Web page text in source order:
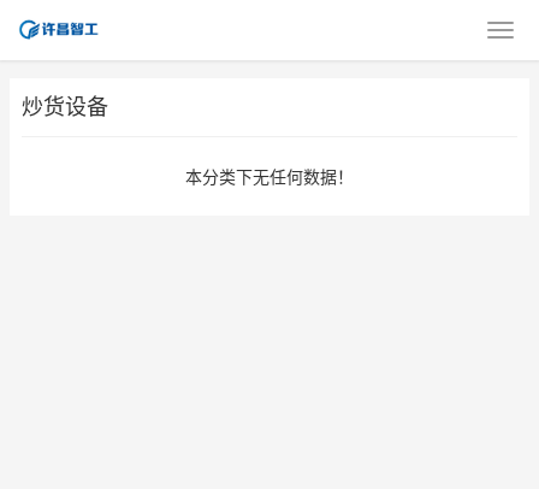
炒货设备
本分类下无任何数据！